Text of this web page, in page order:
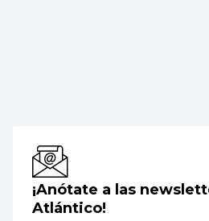
¡Anótate a las
Atlántico!